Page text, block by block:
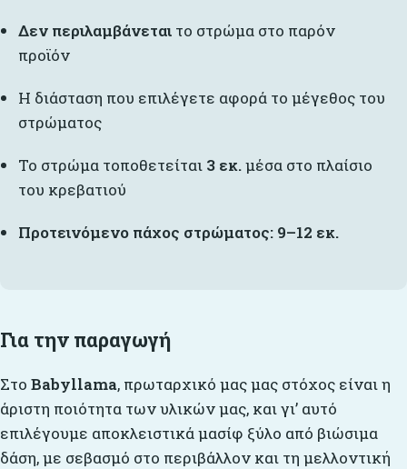
Δεν περιλαμβάνεται το στρώμα στο παρόν
προϊόν
Η διάσταση που επιλέγετε αφορά το μέγεθος του
στρώματος
Το στρώμα τοποθετείται 3 εκ.μέσα στο πλαίσιο
του κρεβατιού
Προτεινόμενο πάχος στρώματος: 9–12 εκ.
Για την παραγωγή
Στο Babyllama, πρωταρχικό μας μας στόχος είναι η
άριστη ποιότητα των υλικών μας, και γι’ αυτό
επιλέγουμε αποκλειστικά μασίφ ξύλο από βιώσιμα
δάση, με σεβασμό στο περιβάλλον και τη μελλοντική